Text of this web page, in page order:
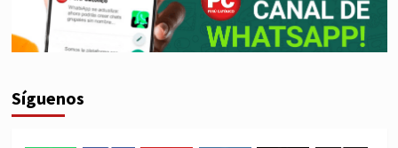
Síguenos